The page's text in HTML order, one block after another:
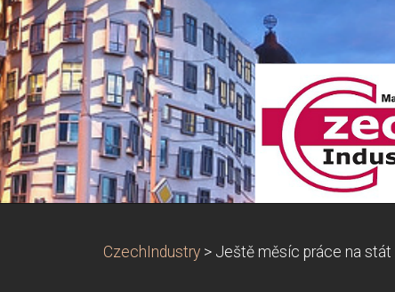
CzechIndustry > Ještě měsíc práce na stát